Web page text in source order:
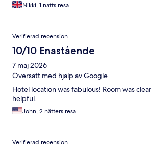
Nikki, 1 natts resa
Verifierad recension
10/10 Enastående
7 maj 2026
Översätt med hjälp av Google
Hotel location was fabulous! Room was
helpful.
John, 2 nätters resa
Verifierad recension